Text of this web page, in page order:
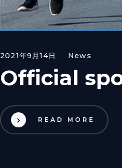
2021年9月14日 News
Official
READ MORE